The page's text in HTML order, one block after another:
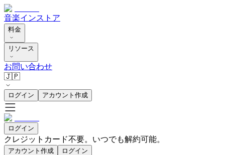
音楽インストア
料金
リソース
お問い合わせ
🇯🇵
ログイン アカウント作成
ログイン
クレジットカード不要。いつでも解約可能。
アカウント作成 ログイン